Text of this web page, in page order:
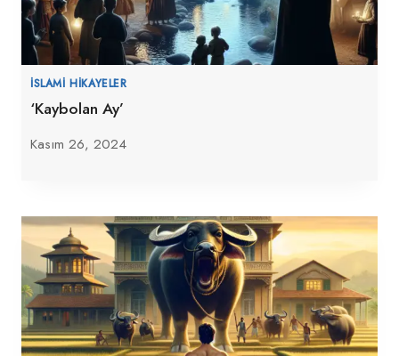
İSLAMI HIKAYELER
‘Kaybolan Ay’
Kasım 26, 2024